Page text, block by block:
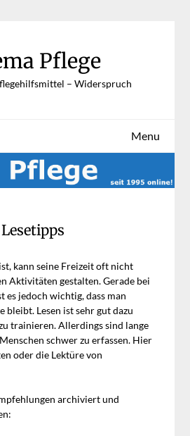
Pflege
– Widerspruch
Menu
Lesetipps
kann seine Freizeit oft nicht
Aktivitäten gestalten. Gerade bei
es jedoch wichtig, dass man
bleibt. Lesen ist sehr gut dazu
trainieren. Allerdings sind lange
schwer zu erfassen. Hier
oder die Lektüre von
archiviert und